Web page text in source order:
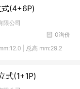
(4+6P)
限公司
0询价
| 总高 mm:29.2
式(1+1P)